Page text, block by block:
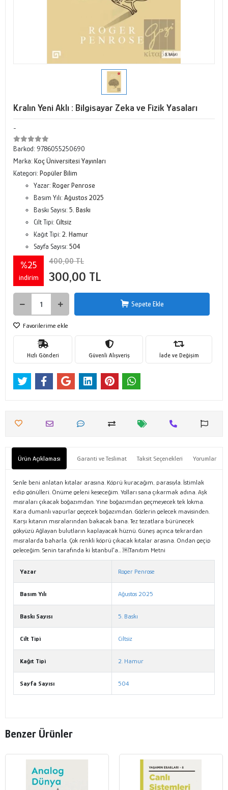
Kralın Yeni Aklı : Bilgisayar Zeka ve Fizik Yasaları
-
Barkod: 9786055250690
Marka: Koç Üniversitesi Yayınları
Kategori: Popüler Bilim
Yazar: Roger Penrose
Basım Yılı: Ağustos 2025
Baskı Sayısı: 5. Baskı
Cilt Tipi: Ciltsiz
Kağıt Tipi: 2. Hamur
Sayfa Sayısı: 504
%25
indirim
400,00 TL
300,00 TL
Sepete Ekle
Favorilerime ekle
Hızlı Gönderi Güvenli Alışveriş İade ve Değişim
Ürün Açıklaması Garanti ve Teslimat Taksit Seçenekleri Yorumlar
Senle beni anlatan kıtalar arasına. Köprü kuracağım, parasıyla. İstimlak
edip gönülleri. Önüme geleni keseceğim. Yolları sana çıkarmak adına. Aşk
mısraları çıkacak boğazımdan. Yine boğazımdan geçmeyecek tek lokma.
Kara dumanlı vapurlar geçecek boğazımdan. Gözlerin gelecek mavisinden.
Karşı kıtanın mısralarından bakacak bana. Tez tezatlara bürünecek
gökyüzü Ağlayan bulutların kaplayacak hüznü. Güneş açınca tekrardan
mısralarda baharla. Çok renkli köprü çıkacak kıtalar arasına. Ondan geçip
geleceğim. Senin tarafında ki İstanbul'a... ￼Tanıtım Metni
Yazar Roger Penrose
Basım Yılı Ağustos 2025
Baskı Sayısı 5. Baskı
Cilt Tipi Ciltsiz
Kağıt Tipi 2. Hamur
Sayfa Sayısı 504
Benzer Ürünler